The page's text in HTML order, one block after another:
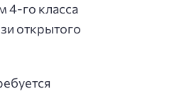
4-го класса
открытого